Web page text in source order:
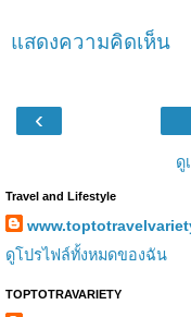
แสดงความคิดเห็น
‹
ดู
Travel and Lifestyle
ดูโปรไฟล์ทั้งหมดของฉัน
TOPTOTRAVARIETY